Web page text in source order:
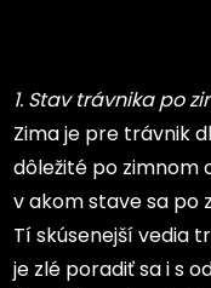
1. Stav trávnika po
Zima je pre trávnik
dôležité po
v akom stave sa po
Tí skúsenejší vedia
je zlé poradiť sa i s